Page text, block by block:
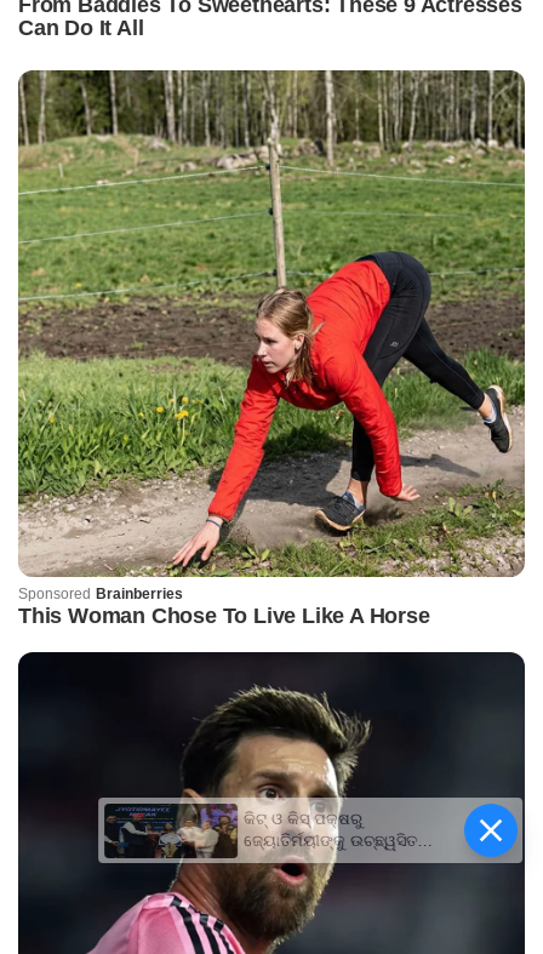
କିଟ୍‍ ଓ କିସ୍‍ ପକ୍ଷରୁ
ଜ୍ୟୋତିର୍ମୟୀଙ୍କୁ ଉଚ୍ଛ୍ୱସିତ
ସମ୍ବର୍ଦ୍ଧନା; ୫ଲକ୍ଷ ଟଙ୍କାର
ପ୍ରୋତ୍ସାହନ ରାଶି ପ୍ରଦାନ